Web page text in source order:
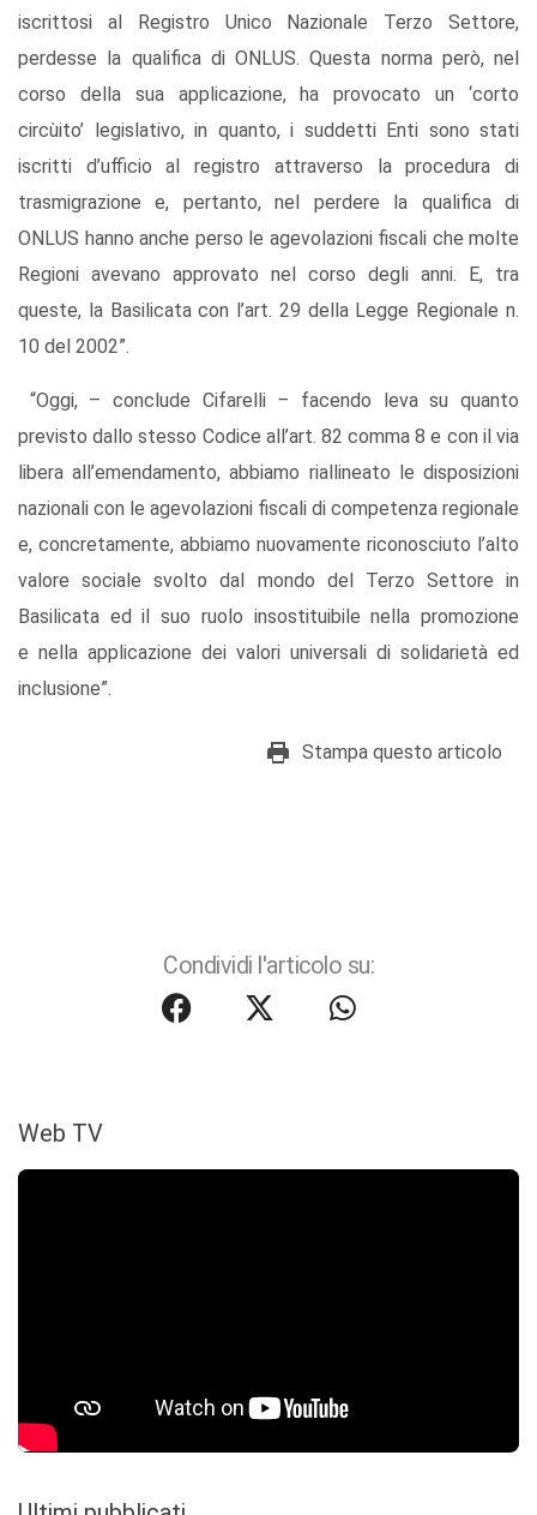
iscrittosi al Registro Unico Nazionale Terzo Settore,
perdesse la qualifica di ONLUS. Questa norma però, nel
corso della sua applicazione, ha provocato un ‘corto
circùito’ legislativo, in quanto, i suddetti Enti sono stati
iscritti d’ufficio al registro attraverso la procedura di
trasmigrazione e, pertanto, nel perdere la qualifica di
ONLUS hanno anche perso le agevolazioni fiscali che molte
Regioni avevano approvato nel corso degli anni. E, tra
queste, la Basilicata con l’art. 29 della Legge Regionale n.
10 del 2002”.
“Oggi, – conclude Cifarelli– facendo leva su quanto
previsto dallo stesso Codice all’art. 82 comma 8 e con il via
libera all’emendamento, abbiamo riallineato le disposizioni
nazionali con le agevolazioni fiscali di competenza regionale
e, concretamente, abbiamo nuovamente riconosciuto l’alto
valore sociale svolto dal mondo del Terzo Settore in
Basilicata ed il suo ruolo insostituibile nella promozione
e nella applicazione dei valori universali di solidarietà ed
inclusione”.
Stampa questo articolo
Condividi l'articolo su:
Web TV